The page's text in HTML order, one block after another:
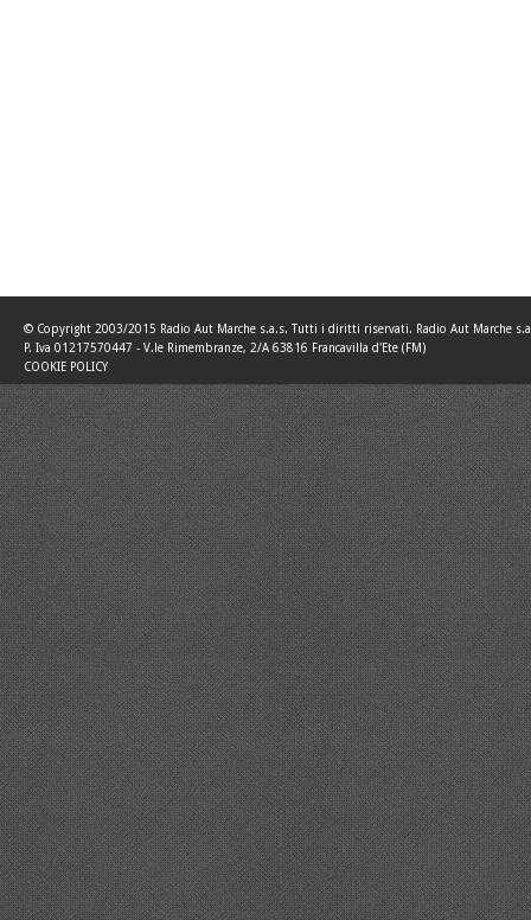
© Copyright 2003/2015 Radio Aut Marche s.a.s. Tutti i diritti riservati. Radio Aut Marche
P. Iva 01217570447 - V.le Rimembranze, 2/A 63816 Francavilla d'Ete (FM)
COOKIE POLICY